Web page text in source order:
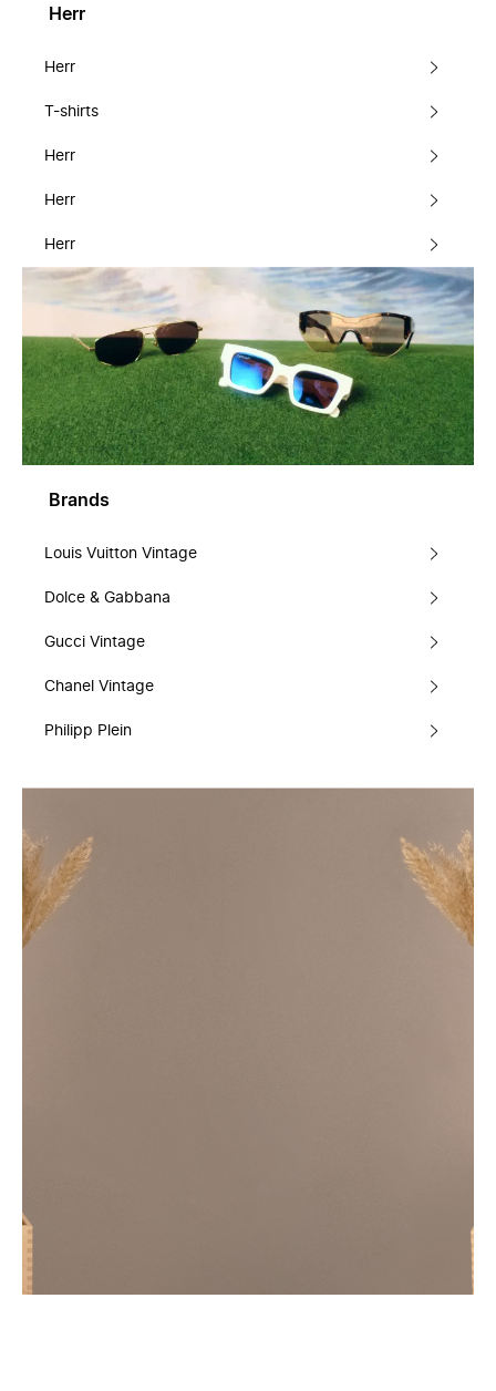
Herr
Herr
T-shirts
Herr
Herr
Herr
Brands
Louis Vuitton Vintage
Dolce & Gabbana
Gucci Vintage
Chanel Vintage
Philipp Plein